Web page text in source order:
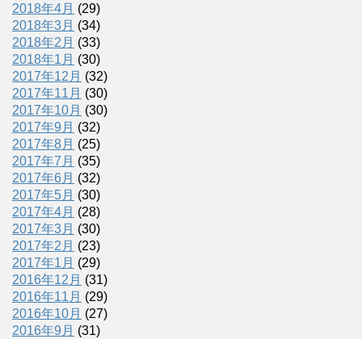
2018年4月 (29)
2018年3月 (34)
2018年2月 (33)
2018年1月 (30)
2017年12月 (32)
2017年11月 (30)
2017年10月 (30)
2017年9月 (32)
2017年8月 (25)
2017年7月 (35)
2017年6月 (32)
2017年5月 (30)
2017年4月 (28)
2017年3月 (30)
2017年2月 (23)
2017年1月 (29)
2016年12月 (31)
2016年11月 (29)
2016年10月 (27)
2016年9月 (31)